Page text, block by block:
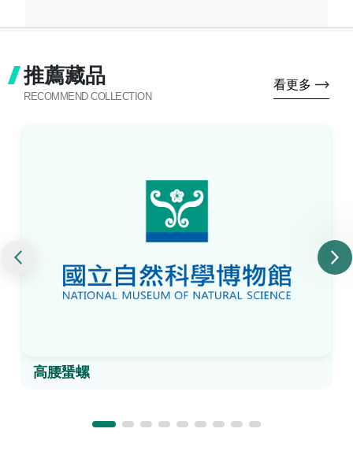
推薦藏品
RECOMMEND COLLECTION
看更多
高腰蜑螺